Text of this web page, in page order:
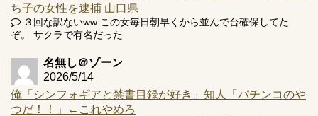
ち子の女性を逮捕 山口県
３回な訳ないww この女毎日朝早くから並んで台確保してた
ぞ。 サクラで有名だった
名無し＠ゾーン
2026/5/14
俺「シンフォギアと禁書目録が好き」知人「パチンコのや
つだ！！」←これやめろ